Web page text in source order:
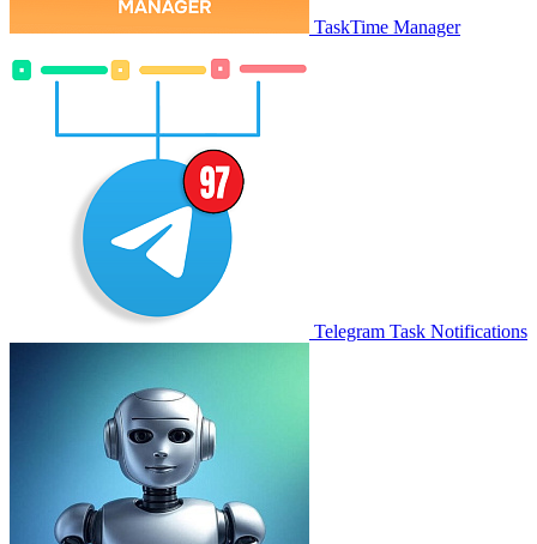
TaskTime Manager
Telegram Task Notifications